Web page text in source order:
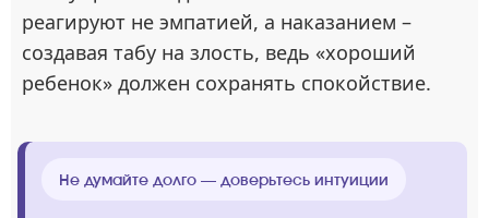
реагируют не эмпатией, а наказанием –
создавая табу на злость, ведь «хороший
ребенок» должен сохранять спокойствие.
Не думайте долго — доверьтесь интуиции